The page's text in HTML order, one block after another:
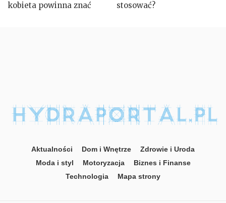
kobieta powinna znać
stosować?
Aktualności Dom i Wnętrze
Zdrowie i Uroda
Moda i styl
Motoryzacja
Biznes i Finanse
Technologia
Mapa strony